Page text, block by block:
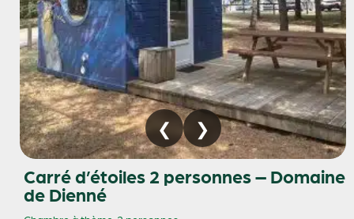
Carré d’étoiles 2 personnes – Domaine
de Dienné